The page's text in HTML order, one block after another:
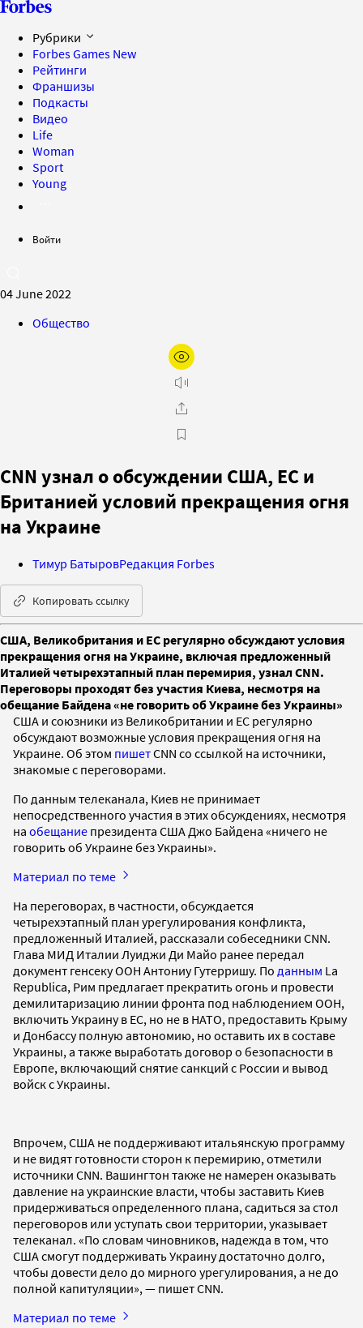
Рубрики
Forbes Games New
Рейтинги
Франшизы
Подкасты
Видео
Life
Woman
Sport
Young
Войти
04 June 2022
Общество
CNN узнал о обсуждении США, ЕС и
Британией условий прекращения огня
на Украине
Тимур БатыровРедакция Forbes
Копировать ссылку
США, Великобритания и ЕС регулярно обсуждают условия
прекращения огня на Украине, включая предложенный
Италией четырехэтапный план перемирия, узнал CNN.
Переговоры проходят без участия Киева, несмотря на
обещание Байдена «не говорить об Украине без Украины»
США и союзники из Великобритании и ЕС регулярно
обсуждают возможные условия прекращения огня на
Украине. Об этом пишетCNN со ссылкой на источники,
знакомые с переговорами.
По данным телеканала, Киев не принимает
непосредственного участия в этих обсуждениях, несмотря
на обещание президента США Джо Байдена «ничего не
говорить об Украине без Украины».
Материал по теме
На переговорах, в частности, обсуждается
четырехэтапный план урегулирования конфликта,
предложенный Италией, рассказали собеседники CNN.
Глава МИД Италии Луиджи Ди Майо ранее передал
документ генсеку ООН Антониу Гутерришу. По данным La
Republica, Рим предлагает прекратить огонь и провести
демилитаризацию линии фронта под наблюдением ООН,
включить Украину в ЕС, но не в НАТО, предоставить Крыму
и Донбассу полную автономию, но оставить их в составе
Украины, а также выработать договор о безопасности в
Европе, включающий снятие санкций с России и вывод
войск с Украины.
Впрочем, США не поддерживают итальянскую программу
и не видят готовности сторон к перемирию, отметили
источники CNN. Вашингтон также не намерен оказывать
давление на украинские власти, чтобы заставить Киев
придерживаться определенного плана, садиться за стол
переговоров или уступать свои территории, указывает
телеканал. «По словам чиновников, надежда в том, что
США смогут поддерживать Украину достаточно долго,
чтобы довести дело до мирного урегулирования, а не до
полной капитуляции», — пишет CNN.
Материал по теме